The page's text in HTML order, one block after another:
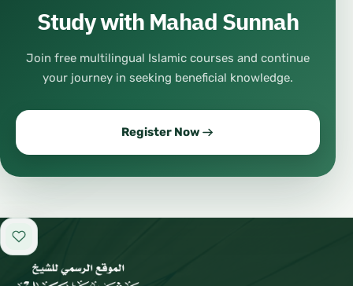
Study with Mahad Sunnah
Join free multilingual Islamic courses and continue
your journey in seeking beneficial knowledge.
Register Now
Add to favorites